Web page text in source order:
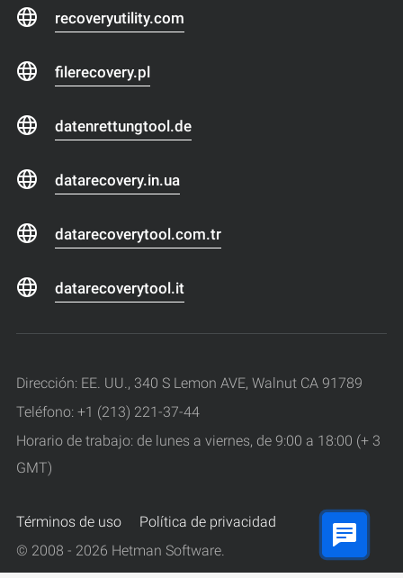
recoveryutility.com
filerecovery.pl
datenrettungtool.de
datarecovery.in.ua
datarecoverytool.com.tr
datarecoverytool.it
Dirección: EE. UU., 340 S Lemon AVE, Walnut CA 91789
Teléfono: +1 (213) 221-37-44
Horario de trabajo: de lunes a viernes, de 9:00 a 18:00 (+ 3
GMT)
Términos de uso
Política de privacidad
© 2008 - 2026 Hetman Software.